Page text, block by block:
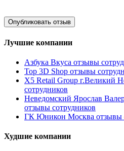
Лучшие компании
Азбука Вкуса отзывы
Top 3D Shop отзывы
X5 Retail Group г.Великий
сотрудников
Неведомский Ярослав
отзывы сотрудников
ГК Юникон Москва отзывы
Худшие компании